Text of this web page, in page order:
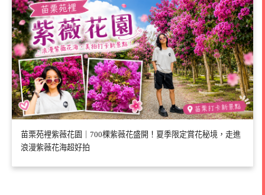
苗栗苑裡紫薇花園｜700棵紫薇花盛開！夏季限定賞花秘境，走進
浪漫紫薇花海超好拍